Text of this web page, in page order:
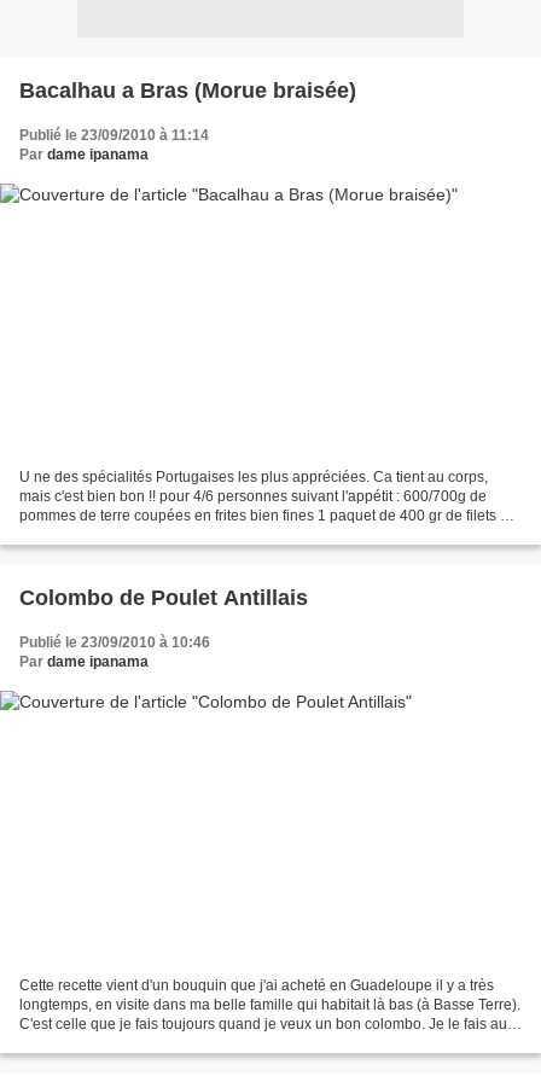
Bacalhau a Bras (Morue braisée)
Publié le 23/09/2010 à 11:14
Par dame ipanama
U ne des spécialités Portugaises les plus appréciées. Ca tient au corps,
mais c'est bien bon !! pour 4/6 personnes suivant l'appétit : 600/700g de
pommes de terre coupées en frites bien fines 1 paquet de 400 gr de filets de
Colombo de Poulet Antillais
Publié le 23/09/2010 à 10:46
Par dame ipanama
Cette recette vient d'un bouquin que j'ai acheté en Guadeloupe il y a très
longtemps, en visite dans ma belle famille qui habitait là bas (à Basse Terre).
C'est celle que je fais toujours quand je veux un bon colombo. Je le fais au